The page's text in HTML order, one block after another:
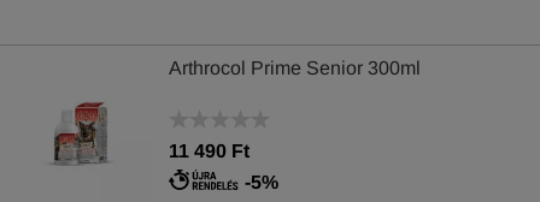
Arthrocol Prime Senior 300ml
11 490 Ft
-5%